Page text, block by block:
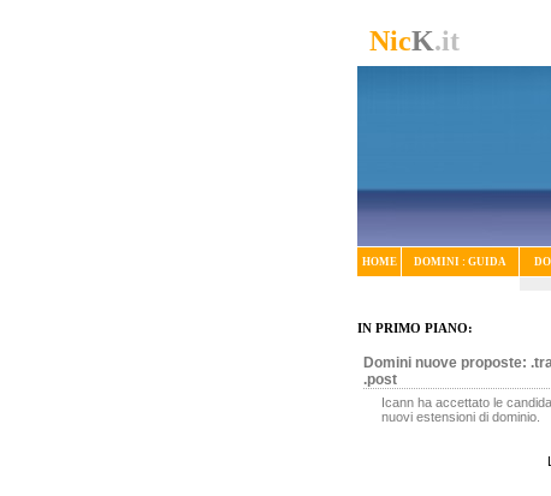
NicK.it
HOME DOMINI : GUIDA
IN PRIMO PIANO:
Domini nuove proposte:
.post
Icann ha accettato le
nuovi estensioni di dominio.